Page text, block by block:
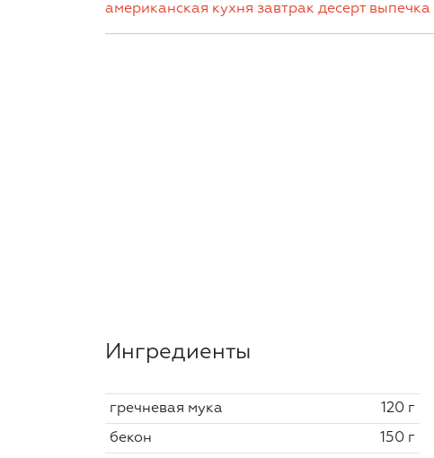
американская кухня завтрак десерт выпечка
Ингредиенты
гречневая мука 120 г
бекон 150 г